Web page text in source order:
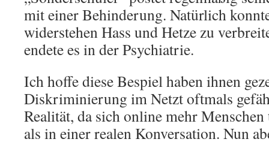
mit einer Behinderung. Natürlich
widerstehen Hass und Hetze zu
endete es in der Psychiatrie.
Ich hoffe diese Bespiel haben ihnen
Diskriminierung im Netzt oftmals
Realität, da sich online mehr
als in einer realen Konversation. Nun